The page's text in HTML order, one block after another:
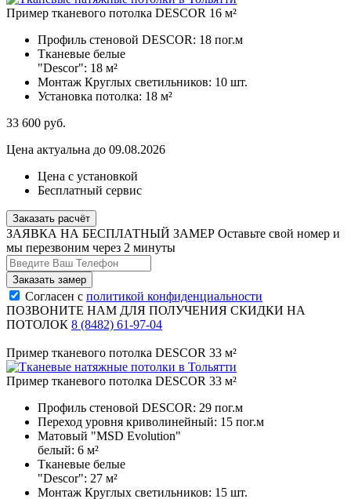
Пример тканевого потолка DESCOR 16 м²
Профиль стеновой DESCOR: 18 пог.м
Тканевые белые
"Descor": 18 м²
Монтаж Круглых светильников: 10 шт.
Установка потолка: 18 м²
33 600 руб.
Цена актуальна до 09.08.2026
Цена с установкой
Бесплатный сервис
Заказать расчёт
ЗАЯВКА НА БЕСПЛАТНЫЙ ЗАМЕР Оставьте свой номер и
мы перезвоним через 2 минуты
Согласен с политикой конфиденциальности
ПОЗВОНИТЕ НАМ ДЛЯ ПОЛУЧЕНИЯ СКИДКИ НА
ПОТОЛОК 8 (8482) 61-97-04
Пример тканевого потолка DESCOR 33 м²
Пример тканевого потолка DESCOR 33 м²
Профиль стеновой DESCOR: 29 пог.м
Переход уровня криволинейный: 15 пог.м
Матовый "MSD Evolution"
белый: 6 м²
Тканевые белые
"Descor": 27 м²
Монтаж Круглых светильников: 15 шт.